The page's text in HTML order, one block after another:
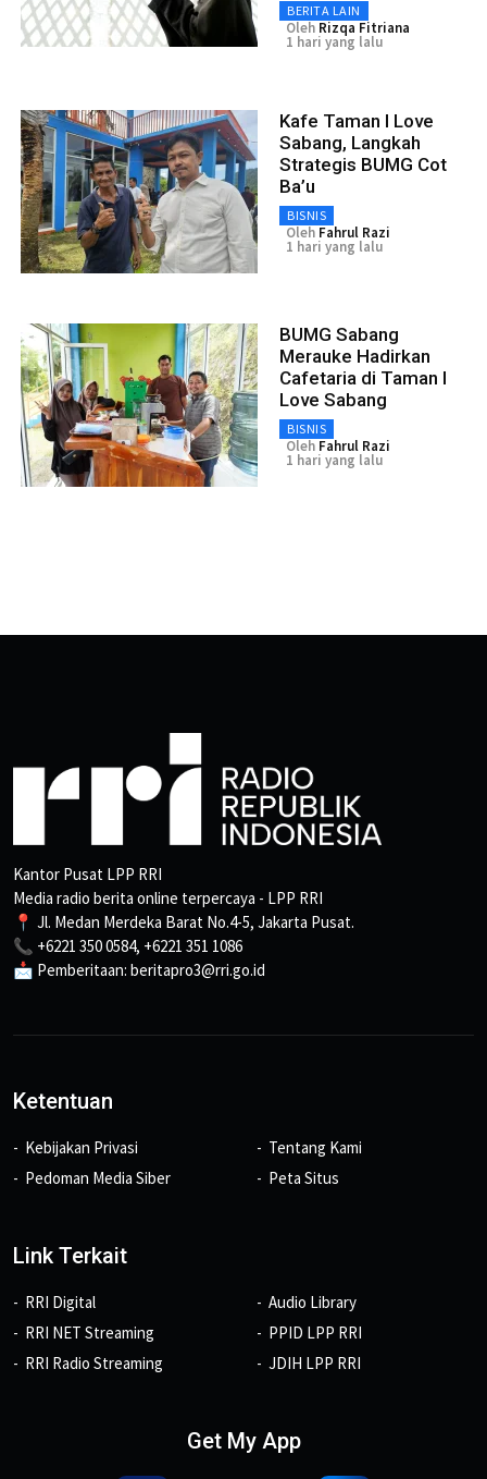
BERITA LAIN
Oleh Rizqa Fitriana
1 hari yang lalu
Kafe Taman I Love
Sabang, Langkah
Strategis BUMG Cot
Ba’u
BISNIS
Oleh Fahrul Razi
1 hari yang lalu
BUMG Sabang
Merauke Hadirkan
Cafetaria di Taman I
Love Sabang
BISNIS
Oleh Fahrul Razi
1 hari yang lalu
Kantor Pusat LPP RRI
Media radio berita online terpercaya - LPP RRI
📍 Jl. Medan Merdeka Barat No.4-5, Jakarta Pusat.
📞 +6221 350 0584, +6221 351 1086
📩 Pemberitaan: beritapro3@rri.go.id
Ketentuan
Kebijakan Privasi
Pedoman Media Siber
Tentang Kami
Peta Situs
Link Terkait
RRI Digital
RRI NET Streaming
RRI Radio Streaming
Audio Library
PPID LPP RRI
JDIH LPP RRI
Get My App